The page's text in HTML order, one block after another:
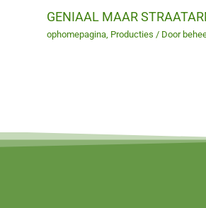
GENIAAL MAAR
ophomepagina, Producties / Door